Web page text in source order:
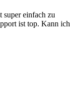
super einfach zu
ist top. Kann ich